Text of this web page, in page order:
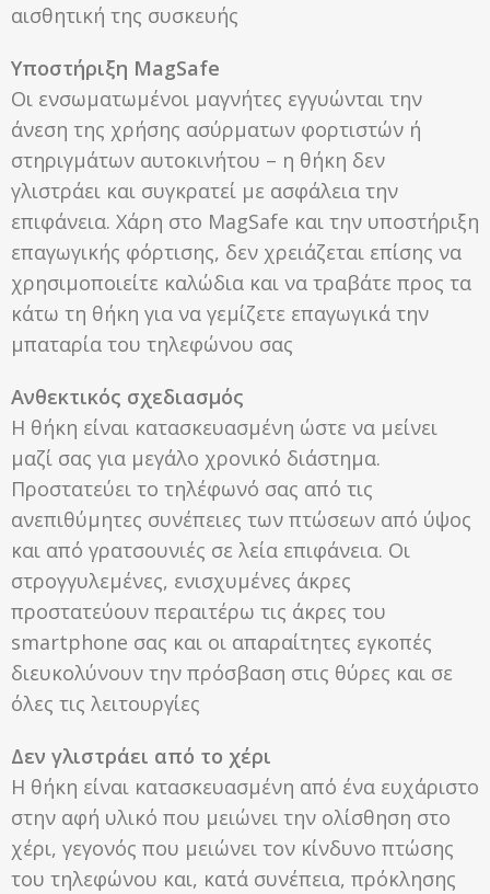
αισθητική της συσκευής
Υποστήριξη MagSafe
Οι ενσωματωμένοι μαγνήτες εγγυώνται την
άνεση της χρήσης ασύρματων φορτιστών ή
στηριγμάτων αυτοκινήτου – η θήκη δεν
γλιστράει και συγκρατεί με ασφάλεια την
επιφάνεια. Χάρη στο MagSafe και την υποστήριξη
επαγωγικής φόρτισης, δεν χρειάζεται επίσης να
χρησιμοποιείτε καλώδια και να τραβάτε προς τα
κάτω τη θήκη για να γεμίζετε επαγωγικά την
μπαταρία του τηλεφώνου σας
Ανθεκτικός σχεδιασμός
Η θήκη είναι κατασκευασμένη ώστε να μείνει
μαζί σας για μεγάλο χρονικό διάστημα.
Προστατεύει το τηλέφωνό σας από τις
ανεπιθύμητες συνέπειες των πτώσεων από ύψος
και από γρατσουνιές σε λεία επιφάνεια. Οι
στρογγυλεμένες, ενισχυμένες άκρες
προστατεύουν περαιτέρω τις άκρες του
smartphone σας και οι απαραίτητες εγκοπές
διευκολύνουν την πρόσβαση στις θύρες και σε
όλες τις λειτουργίες
Δεν γλιστράει από το χέρι
Η θήκη είναι κατασκευασμένη από ένα ευχάριστο
στην αφή υλικό που μειώνει την ολίσθηση στο
χέρι, γεγονός που μειώνει τον κίνδυνο πτώσης
του τηλεφώνου και, κατά συνέπεια, πρόκλησης